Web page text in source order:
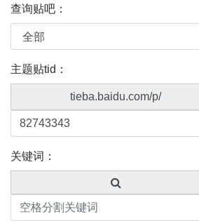
查询贴吧：
主题贴tid：
tieba.baidu.com/p/
关键词：